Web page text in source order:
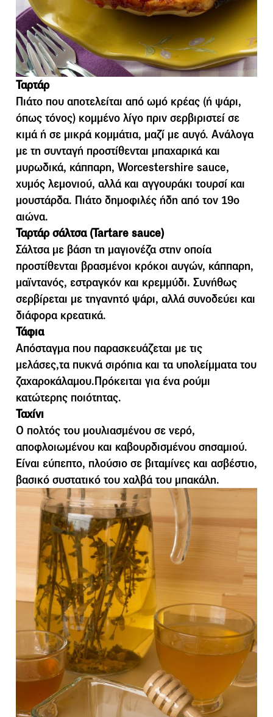
Ταρτάρ
Πιάτο που αποτελείται από ωµό κρέας (ή ψάρι,
όπως τόνος) κοµµένο λίγο πριν σερβιριστεί σε
κιµά ή σε µικρά κοµµάτια, µαζί µε αυγό. Ανάλογα
µε τη συνταγή προστίθενται µπαχαρικά και
µυρωδικά, κάππαρη, Worcestershire sauce,
χυµός λεµονιού, αλλά και αγγουράκι τουρσί και
µουστάρδα. Πιάτο δηµοφιλές ήδη από τον 19ο
αιώνα.
Ταρτάρ σάλτσα (Tartare sauce)
Σάλτσα µε βάση τη µαγιονέζα στην οποία
προστίθενται βρασµένοι κρόκοι αυγών, κάππαρη,
µαϊντανός, εστραγκόν και κρεµµύδι. Συνήθως
σερβίρεται µε τηγανητό ψάρι, αλλά συνοδεύει και
διάφορα κρεατικά.
Τάφια
Απόσταγμα που παρασκευάζεται με τις
μελάσες,τα πυκνά σιρόπια και τα υπολείμματα του
ζαχαροκάλαμου.Πρόκειται για ένα ρούμι
κατώτερης ποιότητας.
Ταχίνι
Ο πολτός του µουλιασµένου σε νερό,
αποφλοιωµένου και καβουρδισµένου σησαµιού.
Είναι εύπεπτο, πλούσιο σε βιταµίνες και ασβέστιο,
βασικό συστατικό του χαλβά του µπακάλη.